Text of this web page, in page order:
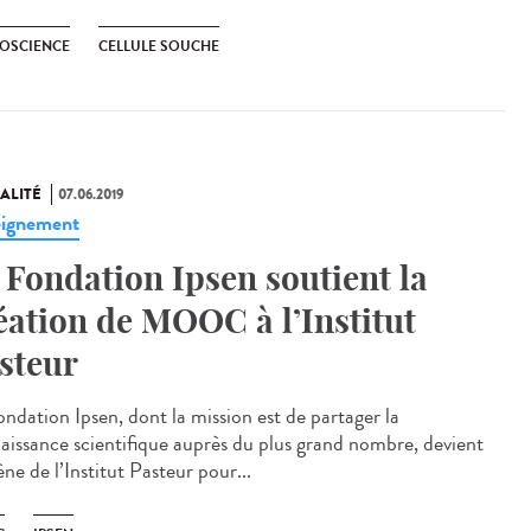
CELLULE SOUCHE
07.06.2019
Ipsen soutient la
de MOOC à l’Institut
Ipsen, dont la mission est de partager la
scientifique auprès du plus grand nombre, devient
de l’Institut Pasteur pour...